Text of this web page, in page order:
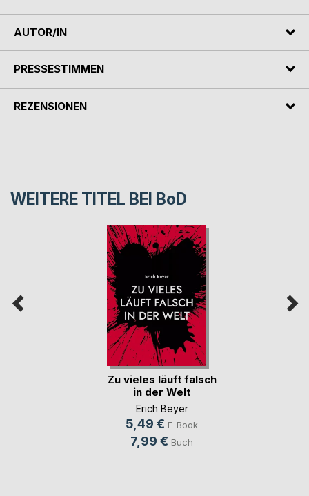
AUTOR/IN
PRESSESTIMMEN
REZENSIONEN
WEITERE TITEL BEI BoD
Zu vieles läuft falsch
in der Welt
Erich Beyer
5,49 € E-Book
7,99 € Buch